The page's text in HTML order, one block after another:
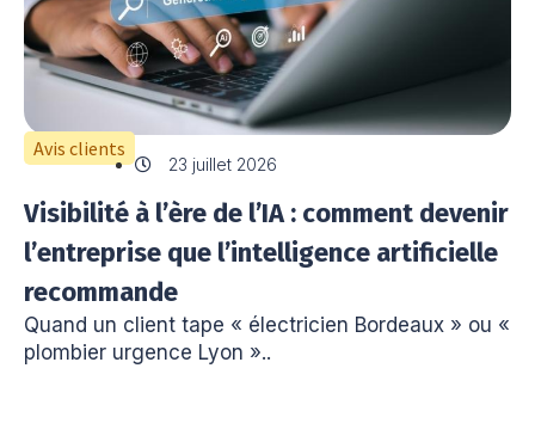
Avis clients
23 juillet 2026
Visibilité à l’ère de l’IA : comment devenir
l’entreprise que l’intelligence artificielle
recommande
Quand un client tape « électricien Bordeaux » ou «
plombier urgence Lyon »..